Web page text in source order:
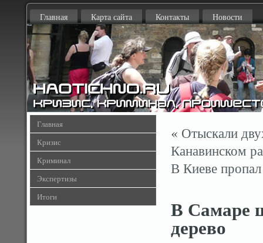
Главная Карта сайта Контакты Новости
Главная
Кризис
Криминал
Экспертизы
Итоги
« Отыскали
Канавинском
В Киеве
В Самаре
дерево